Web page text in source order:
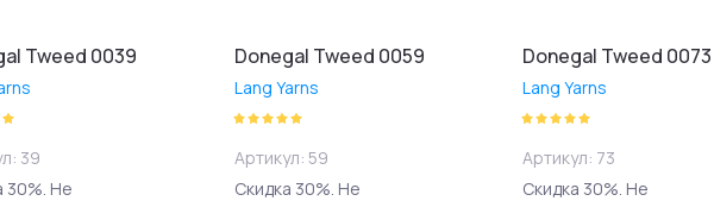
Tweed 0039
39
30%. Не
Donegal Tweed 0059
Lang Yarns
Артикул: 59
Скидка 30%. Не
Donegal Tweed 0073
Lang Yarns
Артикул: 73
Скидка 30%. Не